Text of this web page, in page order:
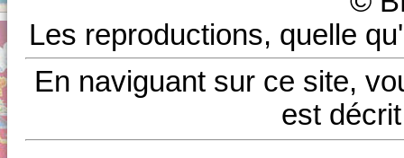
Les reproductions, quelle
En naviguant sur ce site,
est